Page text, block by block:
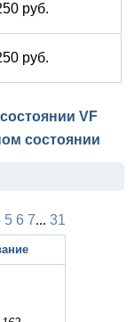
руб.
руб.
VF
состоянии
5 6 7... 31